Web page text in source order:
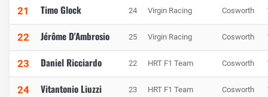
21 Timo Glock 24 Virgin Racing Cosworth
22 Jérôme D'Ambrosio 25 Virgin Racing Cosworth
23 Daniel Ricciardo 22 HRT F1 Team Cosworth
24 Vitantonio Liuzzi 23 HRT F1 Team Cosworth